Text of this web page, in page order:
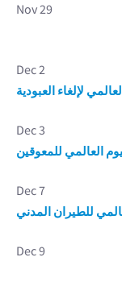
Nov 29
Dec 2
لإلغاء العبودية
Dec 3
العالمي للمعوقين
Dec 7
للطيران المدني
Dec 9